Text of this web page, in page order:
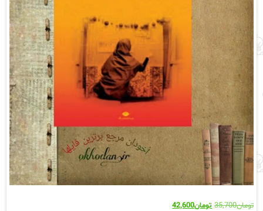
تومان35,700 قیمت
تومان42,600قیمت